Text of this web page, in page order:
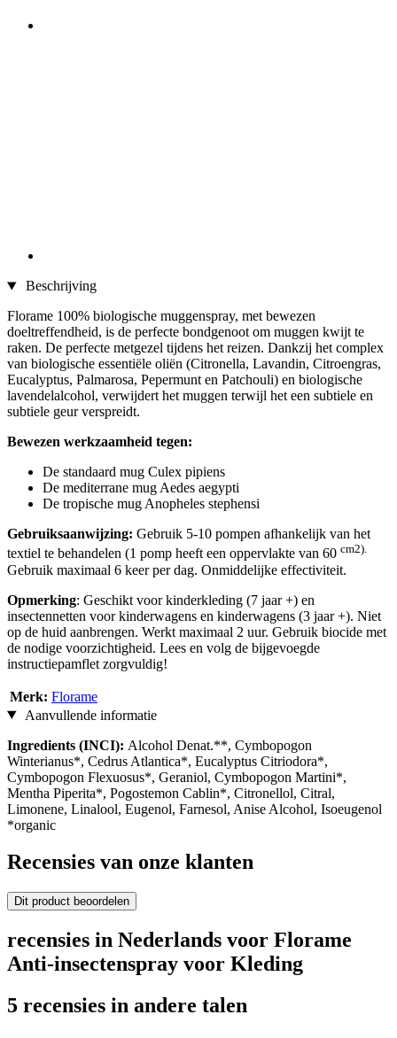
Beschrijving
Florame 100% biologische muggenspray, met bewezen
doeltreffendheid, is de perfecte bondgenoot om muggen kwijt te
raken. De perfecte metgezel tijdens het reizen. Dankzij het complex
van biologische essentiële oliën (Citronella, Lavandin, Citroengras,
Eucalyptus, Palmarosa, Pepermunt en Patchouli) en biologische
lavendelalcohol, verwijdert het muggen terwijl het een subtiele en
subtiele geur verspreidt.
Bewezen werkzaamheid tegen:
De standaard mug Culex pipiens
De mediterrane mug Aedes aegypti
De tropische mug Anopheles stephensi
Gebruiksaanwijzing: Gebruik 5-10 pompen afhankelijk van het
textiel te behandelen (1 pomp heeft een oppervlakte van 60 cm2).
Gebruik maximaal 6 keer per dag. Onmiddelijke effectiviteit.
Opmerking: Geschikt voor kinderkleding (7 jaar +) en
insectennetten voor kinderwagens en kinderwagens (3 jaar +). Niet
op de huid aanbrengen. Werkt maximaal 2 uur. Gebruik biocide met
de nodige voorzichtigheid. Lees en volg de bijgevoegde
instructiepamflet zorgvuldig!
Merk: Florame
Aanvullende informatie
Ingredients (INCI): Alcohol Denat.**, Cymbopogon
Winterianus*, Cedrus Atlantica*, Eucalyptus Citriodora*,
Cymbopogon Flexuosus*, Geraniol, Cymbopogon Martini*,
Mentha Piperita*, Pogostemon Cablin*, Citronellol, Citral,
Limonene, Linalool, Eugenol, Farnesol, Anise Alcohol, Isoeugenol
*organic
Recensies van onze klanten
Dit product beoordelen
recensies in Nederlands voor Florame
Anti-insectenspray voor Kleding
5 recensies in andere talen